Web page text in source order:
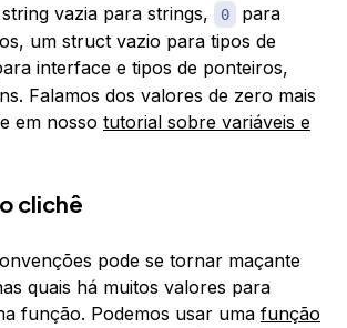
vazia para strings,
0
para
um struct vazio para tipos de
interface e tipos de ponteiros,
Falamos dos valores de zero mais
em nosso tutorial sobre variáveis e
clichê
pode se tornar maçante
quais há muitos valores para
função. Podemos usar uma função